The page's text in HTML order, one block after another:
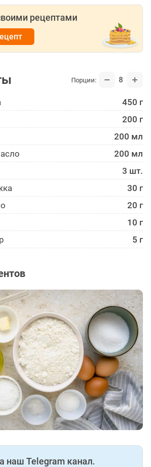
рецептами
Порции: 8
450 г
200 г
200 мл
200 мл
3 шт.
30 г
20 г
10 г
5 г
наш Telegram канал.